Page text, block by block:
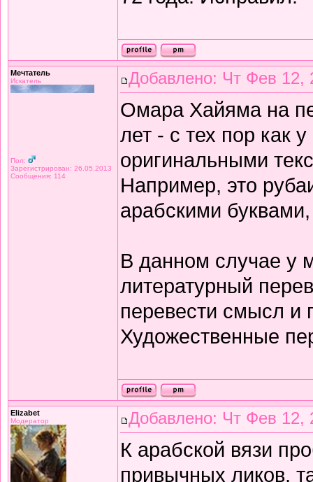
Мечтатель
Искатель
Пол:
Зарегистрирован: 26.05.2013
Сообщения: 114
Добавлено: Чт Фев 12,
Омара Хайяма на
лет - с тех пор как
оригинальными
Например, это
арабскими
В данном случае у
литературный
перевести смысл и
Художественные
Elizabet
Модератор Добавлено: Чт Фев 12,
К арабской вязи
привычных ликов,